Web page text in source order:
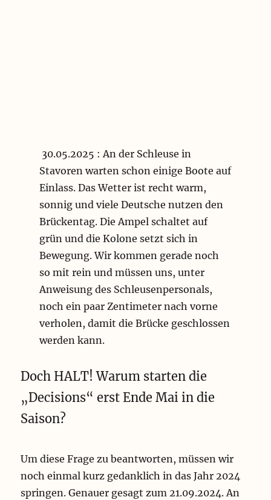
30.05.2025 : An der Schleuse in
Stavoren warten schon einige Boote auf
Einlass. Das Wetter ist recht warm,
sonnig und viele Deutsche nutzen den
Brückentag. Die Ampel schaltet auf
grün und die Kolone setzt sich in
Bewegung. Wir kommen gerade noch
so mit rein und müssen uns, unter
Anweisung des Schleusenpersonals,
noch ein paar Zentimeter nach vorne
verholen, damit die Brücke geschlossen
werden kann.
Doch HALT! Warum starten die
„Decisions“ erst Ende Mai in die
Saison?
Um diese Frage zu beantworten, müssen wir
noch einmal kurz gedanklich in das Jahr 2024
springen. Genauer gesagt zum 21.09.2024. An